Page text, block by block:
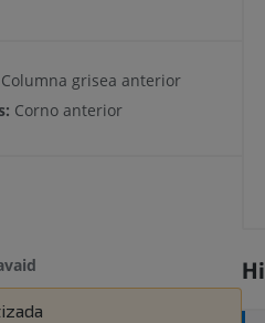
Columna grisea anterior
Corno anterior